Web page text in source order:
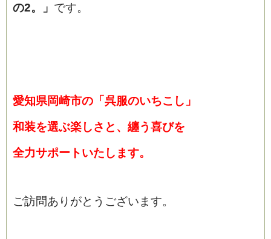
の2。
」 です。
愛知県岡崎市の「呉服のいちこし」
和装を選ぶ楽しさと、纏う喜びを
全力サポートいたします。
ご訪問ありがとうございます。